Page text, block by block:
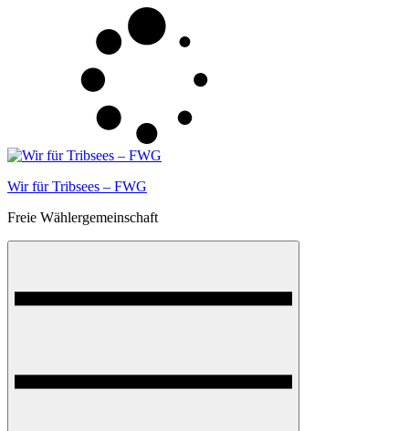
Wir für Tribsees – FWG
Freie Wählergemeinschaft